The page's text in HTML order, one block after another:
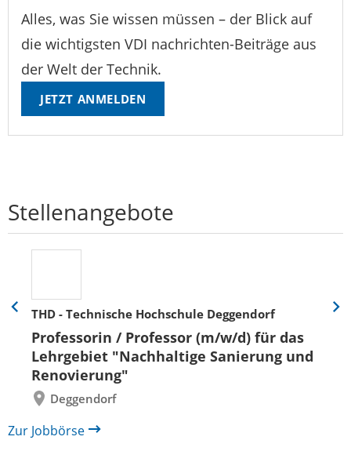
Alles, was Sie wissen müssen – der Blick auf
die wichtigsten VDI nachrichten-Beiträge aus
der Welt der Technik.
JETZT ANMELDEN
Stellenangebote
THD - Technische Hochschule Deggendorf
Professorin / Professor (m/w/d) für das
Lehrgebiet "Nachhaltige Sanierung und
Renovierung"
Deggendorf
Eine
zurück
Eine
Zur Jobbörse